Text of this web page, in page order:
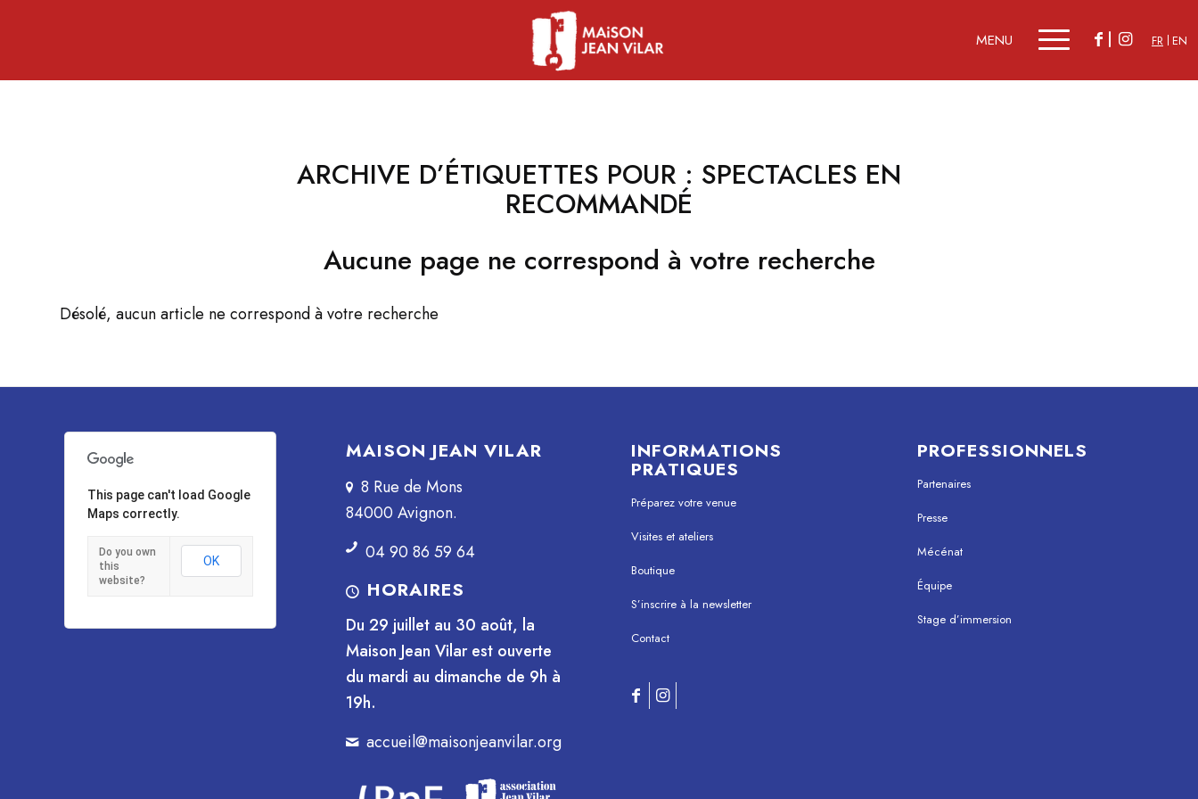
FR EN
ARCHIVE D’ÉTIQUETTES POUR : SPECTACLES EN
RECOMMANDÉ
Aucune page ne correspond à votre recherche
Désolé, aucun article ne correspond à votre recherche
This page can't load Google
Maps correctly.
Do you own
this
website?
OK
MAISON JEAN VILAR
8 Rue de Mons
84000 Avignon.
04 90 86 59 64
HORAIRES
Du 29 juillet au 30 août, la
Maison Jean Vilar est ouverte
du mardi au dimanche de 9h à
19h.
accueil@maisonjeanvilar.org
INFORMATIONS
PRATIQUES
Préparez votre venue
Visites et ateliers
Boutique
S’inscrire à la newsletter
Contact
PROFESSIONNELS
Partenaires
Presse
Mécénat
Équipe
Stage d’immersion